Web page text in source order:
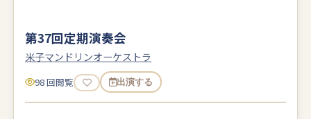
第37回定期演奏会
米子マンドリンオーケストラ
98 回閲覧 出演する